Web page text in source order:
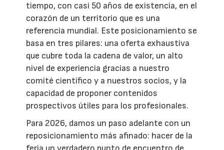
tiempo, con casi 50 años de existencia, en el
corazón de un territorio que es una
referencia mundial. Este posicionamiento se
basa en tres pilares: una oferta exhaustiva
que cubre toda la cadena de valor, un alto
nivel de experiencia gracias a nuestro
comité científico y a nuestros socios, y la
capacidad de proponer contenidos
prospectivos útiles para los profesionales.
Para 2026, damos un paso adelante con un
reposicionamiento más afinado: hacer de la